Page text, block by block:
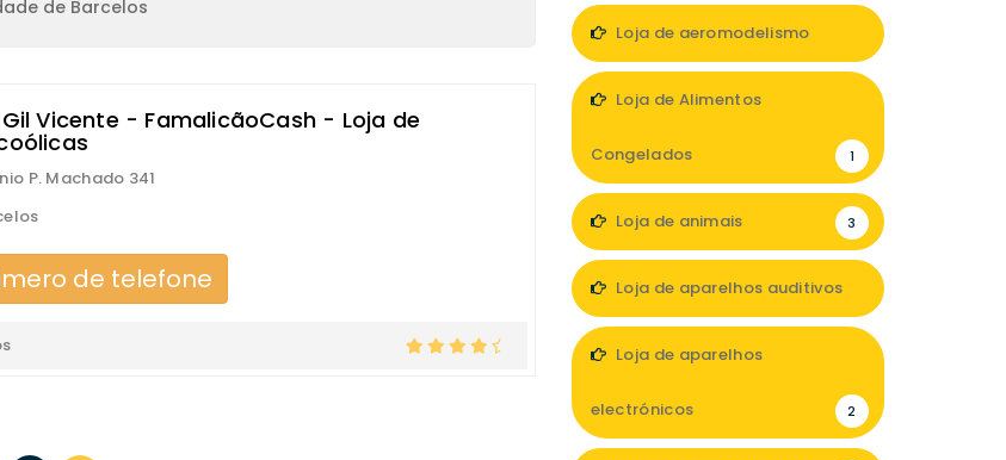
de Barcelos
Vicente - FamalicãoCash - Loja de
P. Machado 341
de telefone
Loja de aeromodelismo
Loja de Alimentos
Congelados 1
Loja de animais 3
Loja de aparelhos auditivos
Loja de aparelhos
electrónicos 2